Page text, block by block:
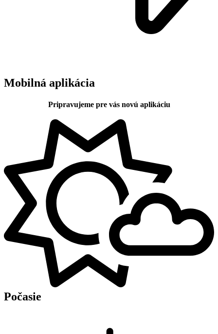
Mobilná aplikácia
Pripravujeme pre vás novú aplikáciu
Počasie